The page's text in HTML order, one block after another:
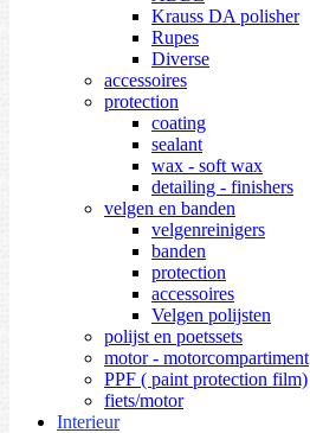
Krauss DA polisher
Rupes
Diverse
accessoires
protection
coating
sealant
wax - soft wax
detailing - finishers
velgen en banden
velgenreinigers
banden
protection
accessoires
Velgen polijsten
polijst en poetssets
motor - motorcompartiment
PPF ( paint protection film)
fiets/motor
Interieur